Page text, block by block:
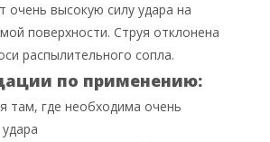
очень высокую силу удара на
поверхности. Струя отклонена
распылительного сопла.
по применению:
там, где необходима очень